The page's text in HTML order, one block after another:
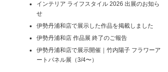
インテリア ライフスタイル 2026 出展のお知ら
せ
伊勢丹浦和店で展示した作品を掲載しました
伊勢丹浦和店 作品展 終了のご報告
伊勢丹浦和店で展示開催｜竹内陽子 フラワーア
ートパネル展（3/4〜）